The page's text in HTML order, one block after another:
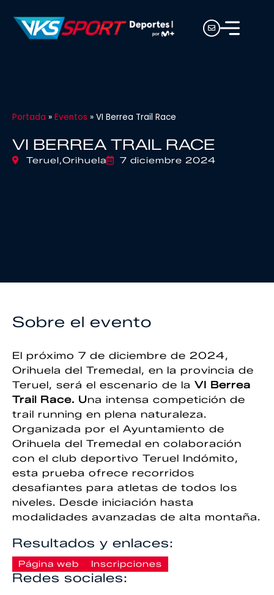
Portada » Eventos » VI Berrea Trail Race
VI BERREA TRAIL RACE
Teruel,Orihuela 7 diciembre 2024
Sobre el evento
El próximo 7 de diciembre de 2024,
Orihuela del Tremedal, en la provincia de
Teruel, será el escenario de la VI Berrea
Trail Race. Una intensa competición de
trail running en plena naturaleza.
Organizada por el Ayuntamiento de
Orihuela del Tremedal en colaboración
con el club deportivo Teruel Indómito,
esta prueba ofrece recorridos
desafiantes para atletas de todos los
niveles. Desde iniciación hasta
modalidades avanzadas de alta montaña.
Resultados y enlaces:
Página web Inscripciones
Redes sociales: